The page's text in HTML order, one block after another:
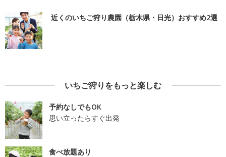
近くのいちご狩り農園（栃木県・日光）おすすめ2選
いちご狩りをもっと楽しむ
予約なしでもOK
思い立ったらすぐ出発
食べ放題あり